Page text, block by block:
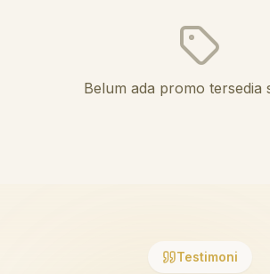
Belum ada promo tersedia
Testimoni